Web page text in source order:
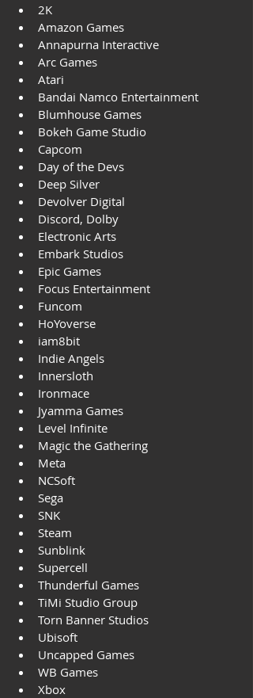
2K
Amazon Games
Annapurna Interactive
Arc Games
Atari
Bandai Namco Entertainment
Blumhouse Games
Bokeh Game Studio
Capcom
Day of the Devs
Deep Silver
Devolver Digital
Discord, Dolby
Electronic Arts
Embark Studios
Epic Games
Focus Entertainment
Funcom
HoYoverse
iam8bit
Indie Angels
Innersloth
Ironmace
Jyamma Games
Level Infinite
Magic the Gathering
Meta
NCSoft
Sega
SNK
Steam
Sunblink
Supercell
Thunderful Games
TiMi Studio Group
Torn Banner Studios
Ubisoft
Uncapped Games
WB Games
Xbox